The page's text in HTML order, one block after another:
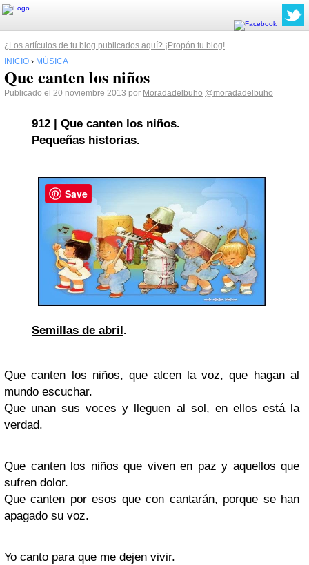
¿Los artículos de tu blog publicados aquí? ¡Propón tu blog!
INICIO › MÚSICA
Que canten los niños
Publicado el 20 noviembre 2013 por Moradadelbuho @moradadelbuho
912 | Que canten los niños.
Pequeñas historias.
Semillas de abril .
Que canten los niños, que alcen la voz, que hagan al
mundo escuchar.
Que unan sus voces y lleguen al sol, en ellos está la
verdad.
Que canten los niños que viven en paz y aquellos que
sufren dolor.
Que canten por esos que con cantarán, porque se han
apagado su voz.
Yo canto para que me dejen vivir.
Save